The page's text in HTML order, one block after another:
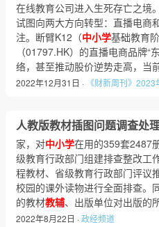
在线教育公司进入生死存亡之境
试图向两大方向转型：直播电商
注。断臂K12（中小学基础教育
（01797.HK）的直播电商品牌
络，甚至推动股价逆势走高，
2022年12月31日 · 《财新周刊》2023
人教版教材插图问题调查处
家，对中小学在用的359套2487
级教育行政部门组建排查整改工
程教材、省级教育行政部门评议
校园的课外读物进行全面排查。
的教材教辅、出版单位对出版的
2022年8月22日 ·政经频道